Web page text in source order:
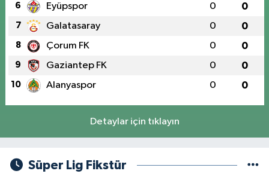
6 Eyüpspor 0 0
7 Galatasaray 0 0
8 Çorum FK 0 0
9 Gaziantep FK 0 0
10 Alanyaspor 0 0
Detaylar için tıklayın
Süper Lig Fikstür